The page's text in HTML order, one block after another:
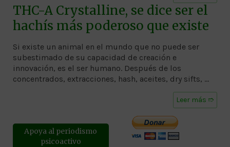
THC-A Crystalline, se dice ser el
hachís más poderoso que existe
Si existe un animal en el mundo que no puede ser
subestimado de su capacidad de creación e
innovación, es el ser humano. Después de los
concentrados, extracciones, hash, aceites, dry sifts, …
Leer más ➱
Apoya al periodismo
psicoactivo